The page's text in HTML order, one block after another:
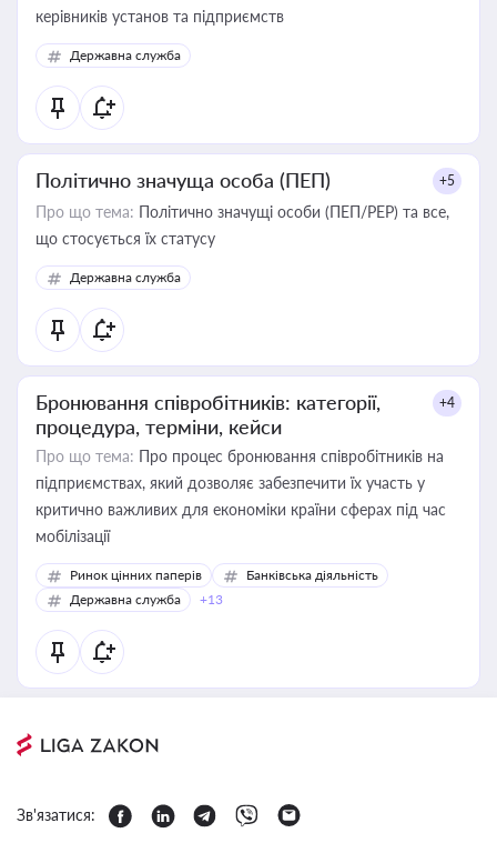
керівників установ та підприємств
Державна служба
Політично значуща особа (ПЕП) +5
Про що тема: Політично значущі особи (ПЕП/PEP) та все,
що стосується їх статусу
Державна служба
Бронювання співробітників: категорії,
процедура, терміни, кейси
+4
Про що тема: Про процес бронювання співробітників на
підприємствах, який дозволяє забезпечити їх участь у
критично важливих для економіки країни сферах під час
мобілізації
Ринок цінних паперів
Банківська діяльність
Державна служба
+13
Зв'язатися: